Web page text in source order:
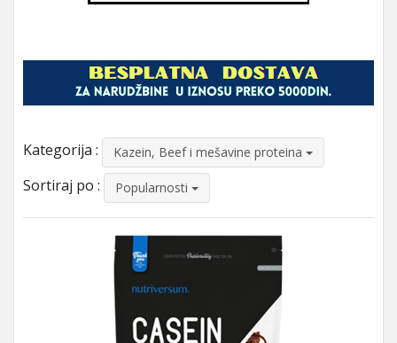
Kategorija : Kazein, Beef i mešavine proteina
Sortiraj po : Popularnosti